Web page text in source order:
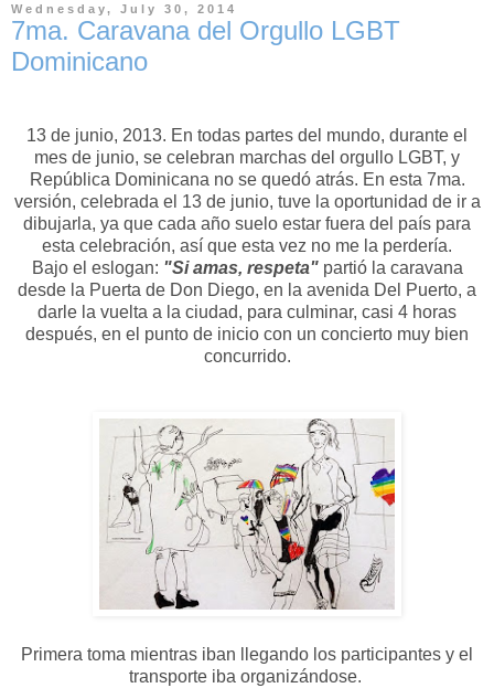
Wednesday, July 30, 2014
7ma. Caravana del Orgullo LGBT
Dominicano
13 de junio, 2013. En todas partes del mundo, durante el
mes de junio, se celebran marchas del orgullo LGBT, y
República Dominicana no se quedó atrás. En esta 7ma.
versión, celebrada el 13 de junio, tuve la oportunidad de ir a
dibujarla, ya que cada año suelo estar fuera del país para
esta celebración, así que esta vez no me la perdería.
Bajo el eslogan: "Si amas, respeta"partió la caravana
desde la Puerta de Don Diego, en la avenida Del Puerto, a
darle la vuelta a la ciudad, para culminar, casi 4 horas
después, en el punto de inicio con un concierto muy bien
concurrido.
Primera toma mientras iban llegando los participantes y el
transporte iba organizándose.